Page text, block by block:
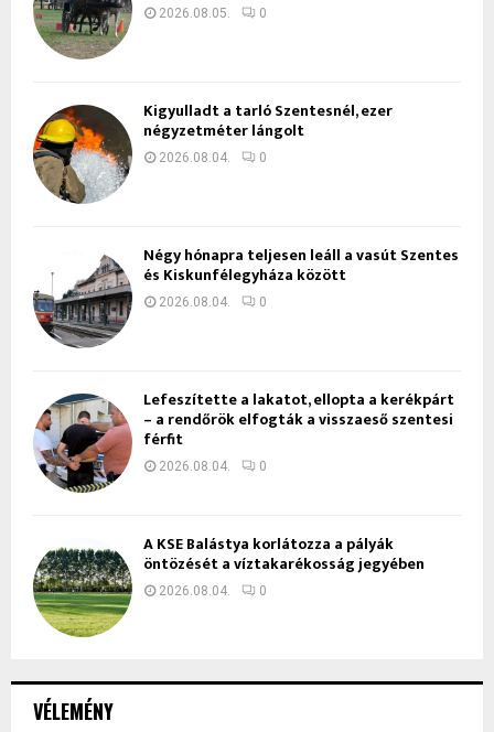
VÉLEMÉNY
2026.08.05. 0
Kigyulladt a tarló Szentesnél, ezer
négyzetméter lángolt
2026.08.04. 0
Négy hónapra teljesen leáll a vasút Szentes
és Kiskunfélegyháza között
2026.08.04. 0
Lefeszítette a lakatot, ellopta a kerékpárt
– a rendőrök elfogták a visszaeső szentesi
férfit
2026.08.04. 0
A KSE Balástya korlátozza a pályák
öntözését a víztakarékosság jegyében
2026.08.04. 0